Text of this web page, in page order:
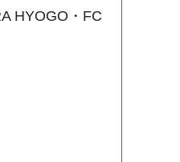
HYOGO・FC